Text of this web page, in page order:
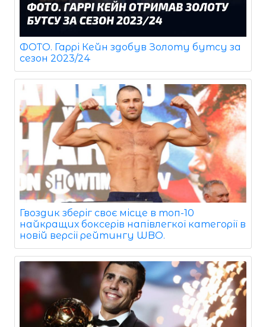
ФОТО. Гаррі Кейн здобув Золоту бутсу за
сезон 2023/24
Гвоздик зберіг своє місце в топ-10
найкращих боксерів напівлегкої категорії в
новій версії рейтингу WBO.